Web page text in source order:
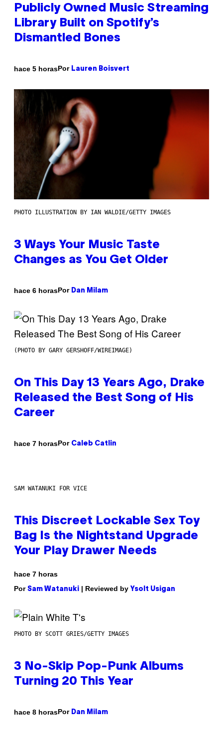
Publicly Owned Music Streaming
Library Built on Spotify’s
Dismantled Bones
hace 5 horasPor Lauren Boisvert
PHOTO ILLUSTRATION BY IAN WALDIE/GETTY IMAGES
3 Ways Your Music Taste
Changes as You Get Older
hace 6 horasPor Dan Milam
(PHOTO BY GARY GERSHOFF/WIREIMAGE)
On This Day 13 Years Ago, Drake
Released the Best Song of His
Career
hace 7 horasPor Caleb Catlin
SAM WATANUKI FOR VICE
This Discreet Lockable Sex Toy
Bag Is the Nightstand Upgrade
Your Play Drawer Needs
hace 7 horas
Por Sam Watanuki | Reviewed by Ysolt Usigan
PHOTO BY SCOTT GRIES/GETTY IMAGES
3 No-Skip Pop-Punk Albums
Turning 20 This Year
hace 8 horasPor Dan Milam